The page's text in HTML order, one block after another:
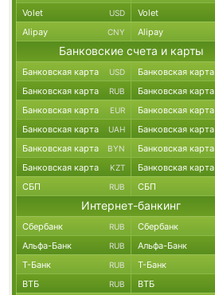
Volet USD Volet
Alipay CNY Alipay
Банковские счета и карты
Банковская карта USD Банковская карта
Банковская карта RUB Банковская карта
Банковская карта EUR Банковская карта
Банковская карта UAH Банковская карта
Банковская карта BYN Банковская карта
Банковская карта KZT Банковская карта
СБП RUB СБП
Интернет-банкинг
Сбербанк RUB Сбербанк
Альфа-Банк RUB Альфа-Банк
Т-Банк RUB Т-Банк
ВТБ RUB ВТБ